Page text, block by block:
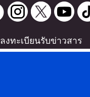
ลงทะเบียนรับข่าวสาร